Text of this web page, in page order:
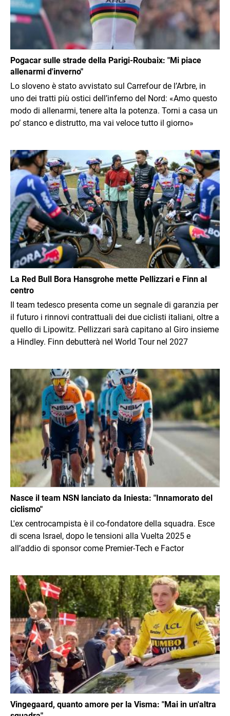
Pogacar sulle strade della Parigi-Roubaix: "Mi piace
allenarmi d'inverno"
Lo sloveno è stato avvistato sul Carrefour de l’Arbre, in
uno dei tratti più ostici dell’inferno del Nord: «Amo questo
modo di allenarmi, tenere alta la potenza. Torni a casa un
po’ stanco e distrutto, ma vai veloce tutto il giorno»
Immagine
La Red Bull Bora Hansgrohe mette Pellizzari e Finn al
centro
Il team tedesco presenta come un segnale di garanzia per
il futuro i rinnovi contrattuali dei due ciclisti italiani, oltre a
quello di Lipowitz. Pellizzari sarà capitano al Giro insieme
a Hindley. Finn debutterà nel World Tour nel 2027
Immagine
Nasce il team NSN lanciato da Iniesta: "Innamorato del
ciclismo"
L'ex centrocampista è il co-fondatore della squadra. Esce
di scena Israel, dopo le tensioni alla Vuelta 2025 e
all’addio di sponsor come Premier-Tech e Factor
Immagine
Vingegaard, quanto amore per la Visma: "Mai in un'altra